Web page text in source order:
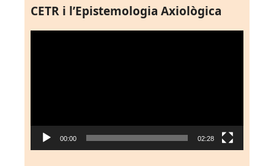
CETR i l’Epistemologia Axiològica
00:00 02:28